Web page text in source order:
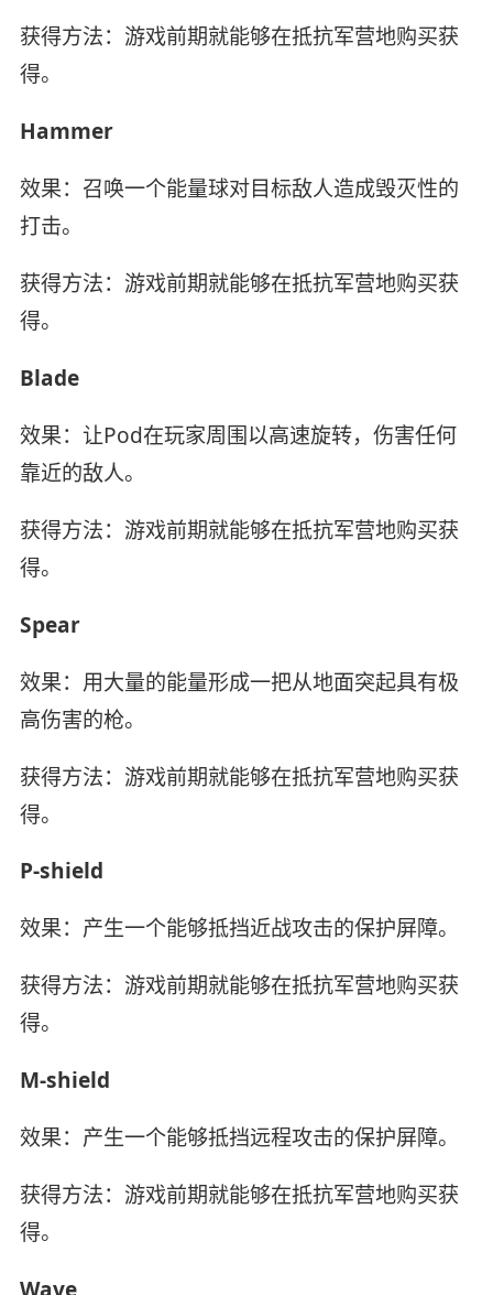
获得方法：游戏前期就能够在抵抗军营地购买获
得。
Hammer
效果：召唤一个能量球对目标敌人造成毁灭性的
打击。
获得方法：游戏前期就能够在抵抗军营地购买获
得。
Blade
效果：让Pod在玩家周围以高速旋转，伤害任何
靠近的敌人。
获得方法：游戏前期就能够在抵抗军营地购买获
得。
Spear
效果：用大量的能量形成一把从地面突起具有极
高伤害的枪。
获得方法：游戏前期就能够在抵抗军营地购买获
得。
P-shield
效果：产生一个能够抵挡近战攻击的保护屏障。
获得方法：游戏前期就能够在抵抗军营地购买获
得。
M-shield
效果：产生一个能够抵挡远程攻击的保护屏障。
获得方法：游戏前期就能够在抵抗军营地购买获
得。